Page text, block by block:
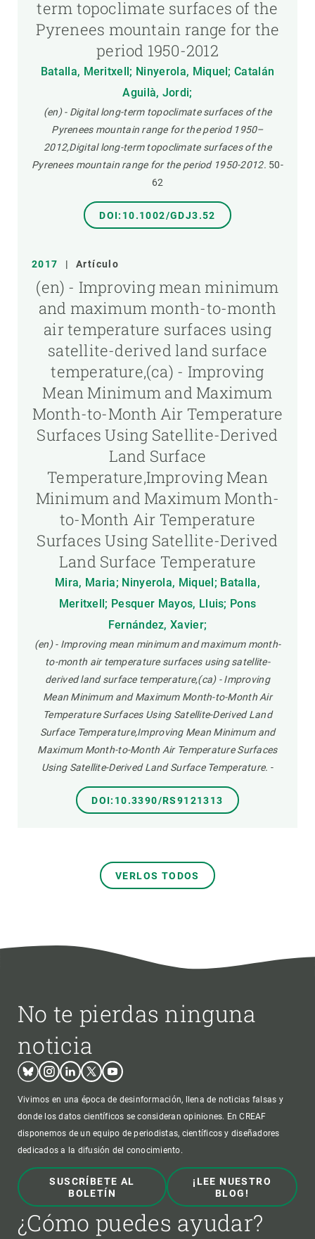
term topoclimate surfaces of the
Pyrenees mountain range for the
period 1950-2012
Batalla, Meritxell; Ninyerola, Miquel; Catalán
Aguilà, Jordi;
(en) - Digital long-term topoclimate surfaces of the
Pyrenees mountain range for the period 1950–
2012,Digital long-term topoclimate surfaces of the
Pyrenees mountain range for the period 1950-2012. 50-
62
DOI:10.1002/GDJ3.52
2017 | Artículo
(en) - Improving mean minimum
and maximum month-to-month
air temperature surfaces using
satellite-derived land surface
temperature,(ca) - Improving
Mean Minimum and Maximum
Month-to-Month Air Temperature
Surfaces Using Satellite-Derived
Land Surface
Temperature,Improving Mean
Minimum and Maximum Month-
to-Month Air Temperature
Surfaces Using Satellite-Derived
Land Surface Temperature
Mira, Maria; Ninyerola, Miquel; Batalla,
Meritxell; Pesquer Mayos, Lluis; Pons
Fernández, Xavier;
(en) - Improving mean minimum and maximum month-
to-month air temperature surfaces using satellite-
derived land surface temperature,(ca) - Improving
Mean Minimum and Maximum Month-to-Month Air
Temperature Surfaces Using Satellite-Derived Land
Surface Temperature,Improving Mean Minimum and
Maximum Month-to-Month Air Temperature Surfaces
Using Satellite-Derived Land Surface Temperature. -
DOI:10.3390/RS9121313
VERLOS TODOS
No te pierdas ninguna
noticia
BlueskyInstagram
LinkedinTwitterYoutube
Vivimos en una época de desinformación, llena de noticias falsas y
donde los datos científicos se consideran opiniones. En CREAF
disponemos de un equipo de periodistas, científicos y diseñadores
dedicados a la difusión del conocimiento.
SUSCRÍBETE AL
BOLETÍN
¡LEE NUESTRO
BLOG!
¿Cómo puedes ayudar?